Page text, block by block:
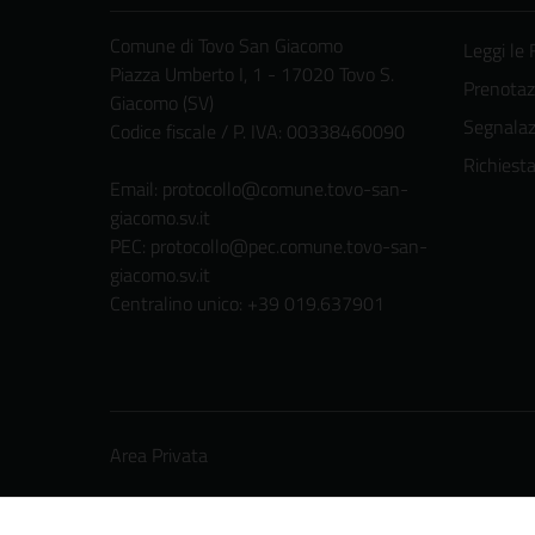
Comune di Tovo San Giacomo
Piazza Umberto I, 1 - 17020 Tovo S.
Giacomo (SV)
Codice fiscale / P. IVA: 00338460090
Email: protocollo@comune.tovo-san-
giacomo.sv.it
PEC: protocollo@pec.comune.tovo-san-
giacomo.sv.it
Centralino unico: +39 019.637901
Leggi le
Area Privata